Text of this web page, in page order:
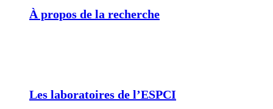
À propos de la recherche
Les laboratoires de l’ESPCI